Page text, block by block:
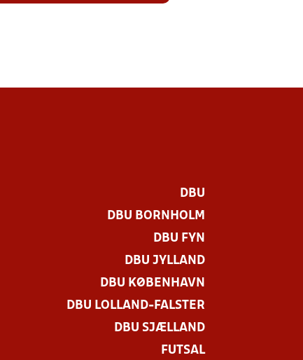
DBU
DBU BORNHOLM
DBU FYN
DBU JYLLAND
DBU KØBENHAVN
DBU LOLLAND-FALSTER
DBU SJÆLLAND
FUTSAL